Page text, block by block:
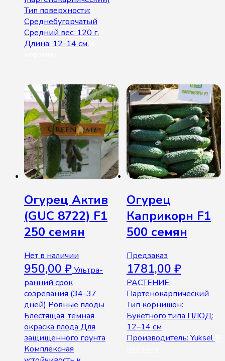
Тип поверхности:
Среднебугорчатый
Средний вес: 120 г.
Длина: 12-14 см.
Огурец Актив
(GUC 8722) F1
250 семян
Нет в наличии
950,00 ₽Ультра-
ранний срок
созревания (34-37
дней) Ровные плоды
Блестящая, темная
окраска плода Для
защищенного грунта
Комплексная
Огурец
Каприкорн F1
500 семян
Предзаказ
1781,00 ₽
РАСТЕНИЕ:
Партенокарпический
Тип корнишон:
Букетного типа ПЛОД:
12–14 см
Производитель: Yuksel